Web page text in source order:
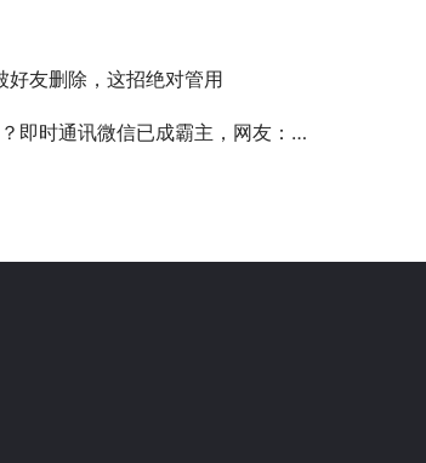
好友删除，这招绝对管用
讯微信已成霸主，网友：四大因素促其成功